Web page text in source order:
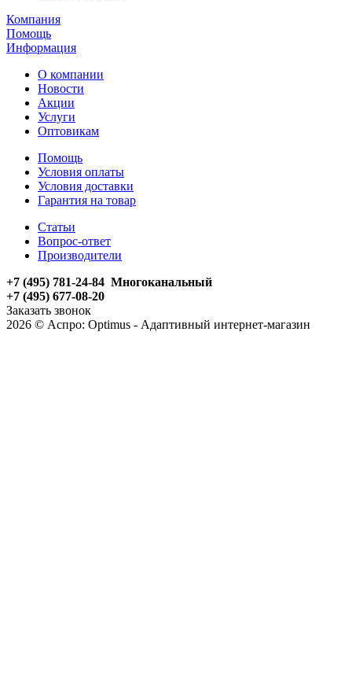
Компания
Помощь
Информация
О компании
Новости
Акции
Услуги
Оптовикам
Помощь
Условия оплаты
Условия доставки
Гарантия на товар
Статьи
Вопрос-ответ
Производители
+7 (495) 781-24-84 Многоканальный
+7 (495) 677-08-20
Заказать звонок
2026 © Аспро: Optimus - Адаптивный интернет-магазин